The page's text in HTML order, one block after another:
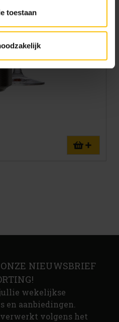
toestaan
NIEUWSBRIEF
wekelijkse
aanbiedingen.
volgens het